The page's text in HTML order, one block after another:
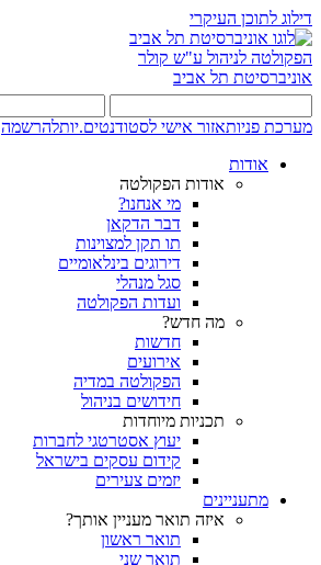
דילוג לתוכן העיקרי
הפקולטה לניהול ע"ש קולר
אוניברסיטת תל אביב
מערכת פניותאזור אישי לסטודנטים.יותלהרשמה
אודות
אודות הפקולטה
מי אנחנו?
דבר הדקאן
תו תקן למצוינות
דירוגים בינלאומיים
סגל מנהלי
ועדות הפקולטה
מה חדש?
חדשות
אירועים
הפקולטה במדיה
חידושים בניהול
תכניות מיוחדות
יעוץ אסטרטגי לחברות
קידום עסקים בישראל
יזמים צעירים
מתעניינים
איזה תואר מעניין אותך?
תואר ראשון
תואר שני